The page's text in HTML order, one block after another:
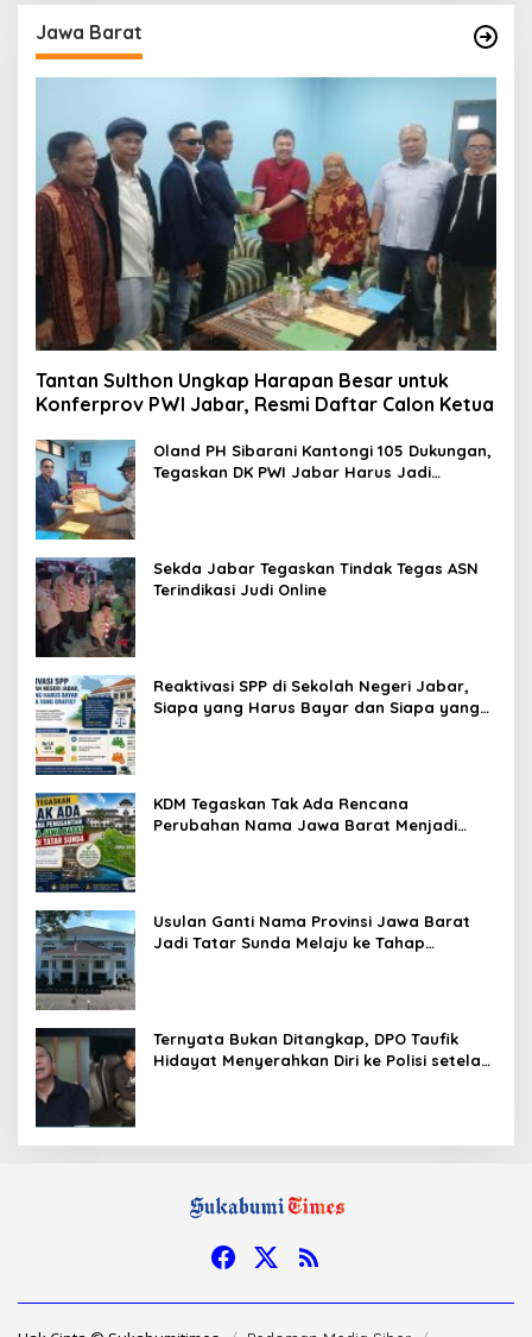
Jawa Barat
Tantan Sulthon Ungkap Harapan Besar untuk
Konferprov PWI Jabar, Resmi Daftar Calon Ketua
Oland PH Sibarani Kantongi 105 Dukungan,
Tegaskan DK PWI Jabar Harus Jadi
Sekda Jabar Tegaskan Tindak Tegas ASN
Terindikasi Judi Online
Reaktivasi SPP di Sekolah Negeri Jabar,
Siapa yang Harus Bayar dan Siapa yang
KDM Tegaskan Tak Ada Rencana
Perubahan Nama Jawa Barat Menjadi
Usulan Ganti Nama Provinsi Jawa Barat
Jadi Tatar Sunda Melaju ke Tahap
Ternyata Bukan Ditangkap, DPO Taufik
Hidayat Menyerahkan Diri ke Polisi setelah